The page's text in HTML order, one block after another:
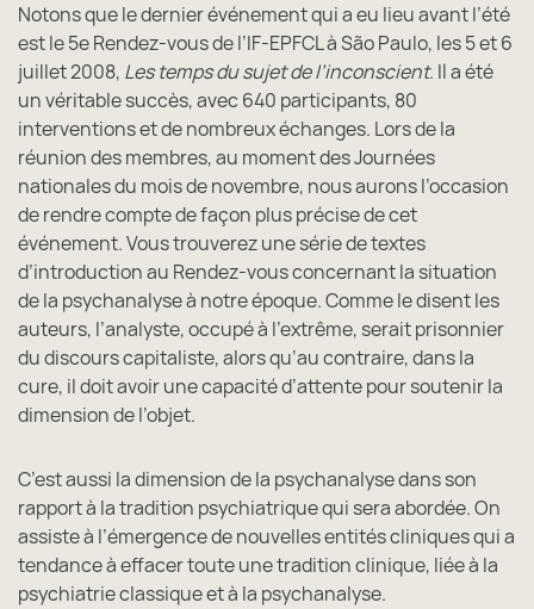
Notons que le dernier événement qui a eu lieu avant l’été
est le 5e Rendez-vous de l’IF-EPFCL à São Paulo, les 5 et 6
juillet 2008, Les temps du sujet de l’inconscient. Il a été
un véritable succès, avec 640 participants, 80
interventions et de nombreux échanges. Lors de la
réunion des membres, au moment des Journées
nationales du mois de novembre, nous aurons l’occasion
de rendre compte de façon plus précise de cet
événement. Vous trouverez une série de textes
d’introduction au Rendez-vous concernant la situation
de la psychanalyse à notre époque. Comme le disent les
auteurs, l’analyste, occupé à l’extrême, serait prisonnier
du discours capitaliste, alors qu’au contraire, dans la
cure, il doit avoir une capacité d’attente pour soutenir la
dimension de l’objet.
C’est aussi la dimension de la psychanalyse dans son
rapport à la tradition psychiatrique qui sera abordée. On
assiste à l’émergence de nouvelles entités cliniques qui a
tendance à effacer toute une tradition clinique, liée à la
psychiatrie classique et à la psychanalyse.